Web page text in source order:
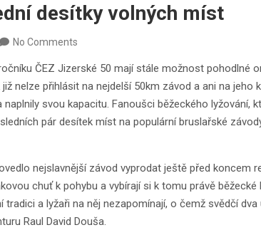
desítky volných míst
No Comments
ČEZ Jizerské 50 mají stále možnost pohodlné
nelze přihlásit na nejdelší 50km závod a ani na jeho
svou kapacitu. Fanoušci běžeckého lyžování,
pár desítek míst na populární bruslařské
nejslavnější závod vyprodat ještě před koncem
chuť k pohybu a vybírají si k tomu právě běžecké
a lyžaři na něj nezapomínají, o čemž svědčí
Raul David Douša.